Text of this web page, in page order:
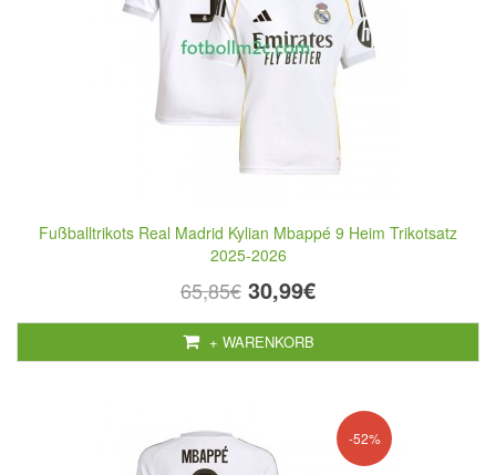
Fußballtrikots Real Madrid Kylian Mbappé 9 Heim Trikotsatz
2025-2026
65,85€ 30,99€
+ WARENKORB
-52%